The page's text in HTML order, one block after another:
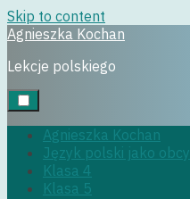
Skip to content
Agnieszka Kochan
Lekcje polskiego
Agnieszka Kochan
Język polski jako obcy
Klasa 4
Klasa 5
klasa6